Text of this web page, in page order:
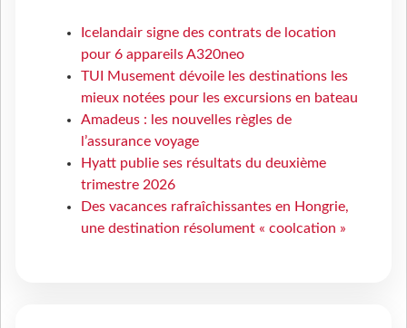
Icelandair signe des contrats de location
pour 6 appareils A320neo
TUI Musement dévoile les destinations les
mieux notées pour les excursions en bateau
Amadeus : les nouvelles règles de
l’assurance voyage
Hyatt publie ses résultats du deuxième
trimestre 2026
Des vacances rafraîchissantes en Hongrie,
une destination résolument « coolcation »